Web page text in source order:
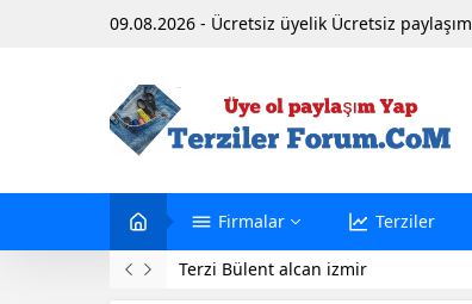
09.08.2026 - Ücretsiz üyelik Ücretsiz paylaşım
Firmalar Terziler
Terzi Bülent alcan izmir